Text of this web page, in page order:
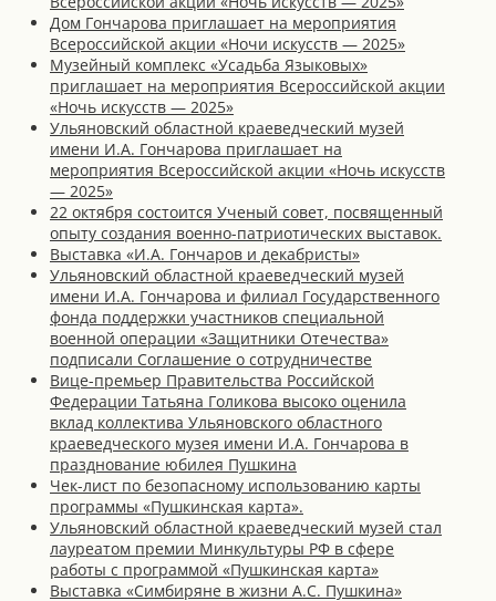
Дом Гончарова приглашает на мероприятия
Всероссийской акции «Ночи искусств — 2025»
Музейный комплекс «Усадьба Языковых»
приглашает на мероприятия Всероссийской акции
«Ночь искусств — 2025»
Ульяновский областной краеведческий музей
имени И.А. Гончарова приглашает на
мероприятия Всероссийской акции «Ночь искусств
— 2025»
22 октября состоится Ученый совет, посвященный
опыту создания военно-патриотических выставок.
Выставка «И.А. Гончаров и декабристы»
Ульяновский областной краеведческий музей
имени И.А. Гончарова и филиал Государственного
фонда поддержки участников специальной
военной операции «Защитники Отечества»
подписали Соглашение о сотрудничестве
Вице-премьер Правительства Российской
Федерации Татьяна Голикова высоко оценила
вклад коллектива Ульяновского областного
краеведческого музея имени И.А. Гончарова в
празднование юбилея Пушкина
Чек-лист по безопасному использованию карты
программы «Пушкинская карта».
Ульяновский областной краеведческий музей стал
лауреатом премии Минкультуры РФ в сфере
работы с программой «Пушкинская карта»
Выставка «Симбиряне в жизни А.С. Пушкина»